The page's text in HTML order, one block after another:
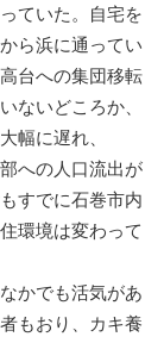
ていた。自宅を
ら浜に通ってい
台への集団移転
ないどころか、
幅に遅れ、
への人口流出が
すでに石巻市内
環境は変わって
かでも活気があ
もおり、カキ養